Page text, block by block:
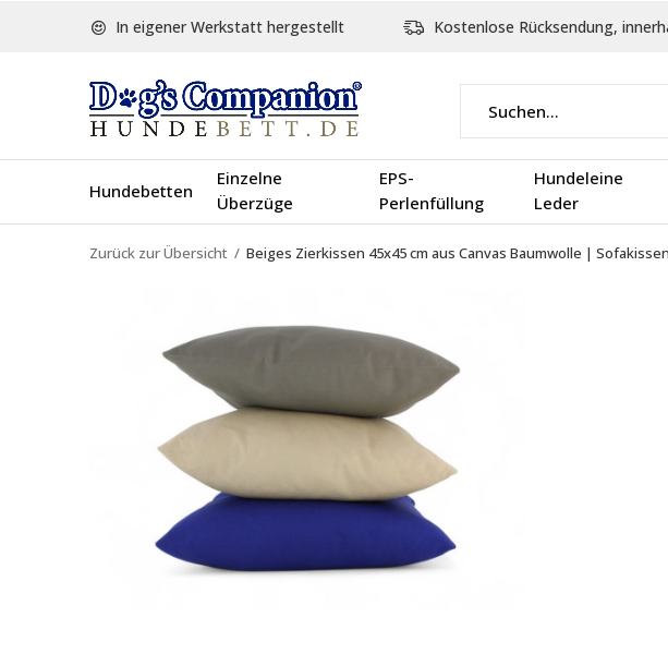
Hundebetten
Einzelne
Überzüge
EPS-
Perlenfüllung
Hundeleine
Leder
In eigener Werkstatt hergestellt Kostenlose Rücksendung,
Zurück zur Übersicht Beiges Zierkissen 45x45 cm aus Canvas Baumwolle |